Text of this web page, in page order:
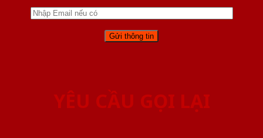
YÊU CẦU GỌI LẠI